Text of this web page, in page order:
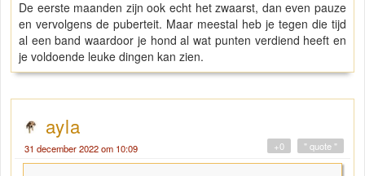
De eerste maanden zijn ook echt het zwaarst, dan even pauze
en vervolgens de puberteit. Maar meestal heb je tegen die tijd
al een band waardoor je hond al wat punten verdiend heeft en
je voldoende leuke dingen kan zien.
ayla
31 december 2022 om 10:09 " quote "
+0